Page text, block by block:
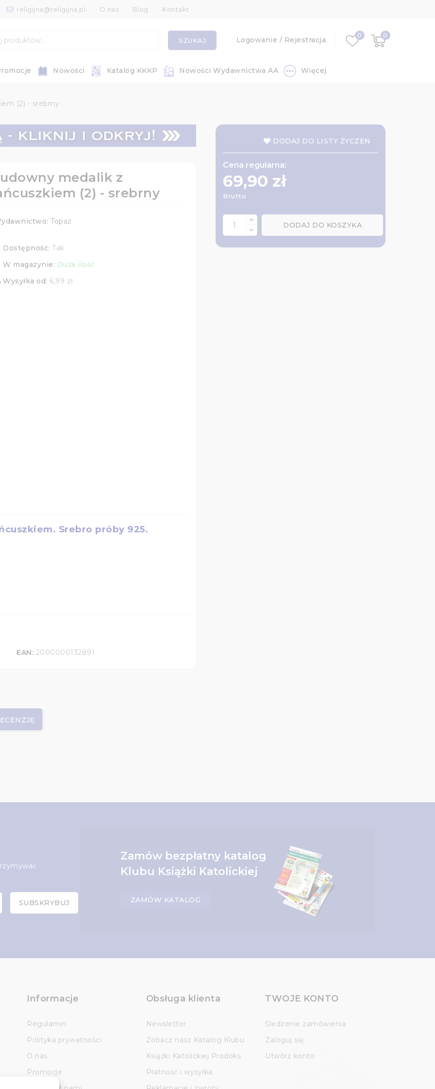
religijna@religijna.pl O nas Blog Kontakt
0
0
Logowanie / Rejestracja
SZUKAJ
Nowości Katalog KKKP Nowości Wydawnictwa AA Więcej
(2) - srebrny
medalik z
(2) - srebrny
Topaz
Dostępność: Tak
W magazynie: Duża ilość
Wysyłka od: 6,99 zł
Srebro próby 925.
EAN: 2000000132891
DODAJ DO LISTY ŻYCZEŃ
Cena regularna:
69,90 zł
Brutto
DODAJ DO KOSZYKA
Zamów bezpłatny katalog
Klubu Książki Katolickiej
ZAMÓW KATALOG
Informacje
Regulamin
Polityka prywatności
O nas
Promocje
Obsługa klienta
Newsletter
Zobacz nasz Katalog Klubu
Książki Katolickiej Prodoks
Płatność i wysyłka
TWOJE KONTO
Śledzenie zamówienia
Zaloguj się
Utwórz konto